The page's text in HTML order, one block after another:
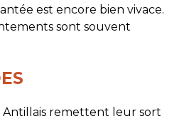
est encore bien vivace.
sont souvent
Antillais remettent leur sort